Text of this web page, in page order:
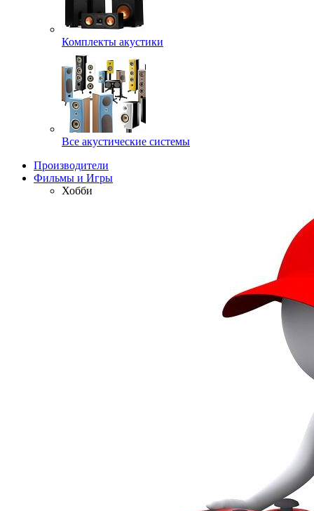
Комплекты акустики
Все акустические системы
Производители
Фильмы и Игры
Хобби